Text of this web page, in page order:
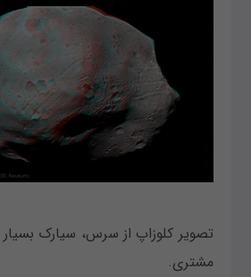
تصویر کلوزاپ از سرس، سیارک
مشتری.